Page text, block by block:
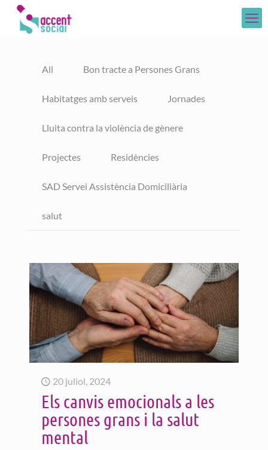
All Bon tracte a Persones Grans
Habitatges amb serveis Jornades
Lluita contra la violència de gènere
Projectes Residències
SAD Servei Assistència Domiciliària
salut
20 juliol, 2024
Els canvis emocionals a les
persones grans i la salut
mental